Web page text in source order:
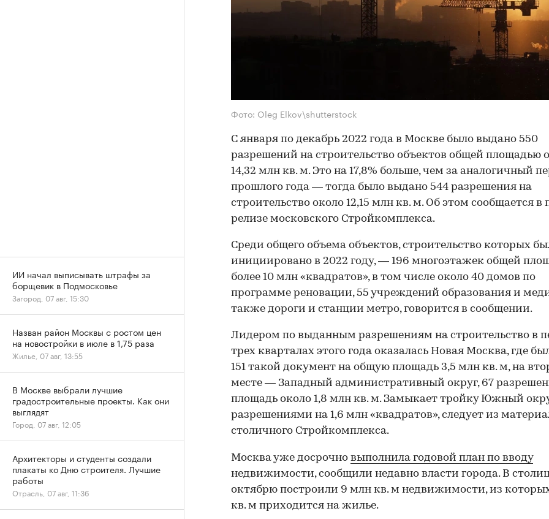
Фото: Oleg Elkov\shutterstock
С января по декабрь 2022 года в Москве было выдано 550
разрешений на строительство объектов общей площадью
14,32 млн кв. м. Это на 17,8% больше, чем за аналогичный
прошлого года — тогда было выдано 544 разрешения на
строительство около 12,15 млн кв. м. Об этом сообщается в
релизе московского Стройкомплекса.
Среди общего объема объектов, строительство которых
инициировано в 2022 году, — 196 многоэтажек общей
более 10 млн «квадратов», в том числе около 40 домов по
программе реновации, 55 учреждений образования и
также дороги и станции метро, говорится в сообщении.
Лидером по выданным разрешениям на строительство в
трех кварталах этого года оказалась Новая Москва, где
151 такой документ на общую площадь 3,5 млн кв. м, на
месте — Западный административный округ, 67
площадь около 1,8 млн кв. м. Замыкает тройку Южный
разрешениями на 1,6 млн «квадратов», следует из
столичного Стройкомплекса.
Москва уже досрочно выполнила годовой план по вводу
недвижимости, сообщили недавно власти города. В
октябрю построили 9 млн кв. м недвижимости, из
кв. м приходится на жилье.
ИИ начал выписывать штрафы за
борщевик в Подмосковье
Загород, 07 авг, 15:30
Назван район Москвы с ростом цен
на новостройки в июле в 1,75 раза
Жилье, 07 авг, 13:55
В Москве выбрали лучшие
градостроительные проекты. Как они
выглядят
Город, 07 авг, 12:05
Архитекторы и студенты создали
плакаты ко Дню строителя. Лучшие
работы
Отрасль, 07 авг, 11:36